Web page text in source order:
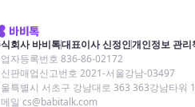
회사 바비톡대표이사 신정인개인정보 관리
자등록번호 836-86-02172
판매업신고번호 2021-서울강남-03497
특별시 서초구 강남대로 363 363강남타워
일 cs@babitalk.com